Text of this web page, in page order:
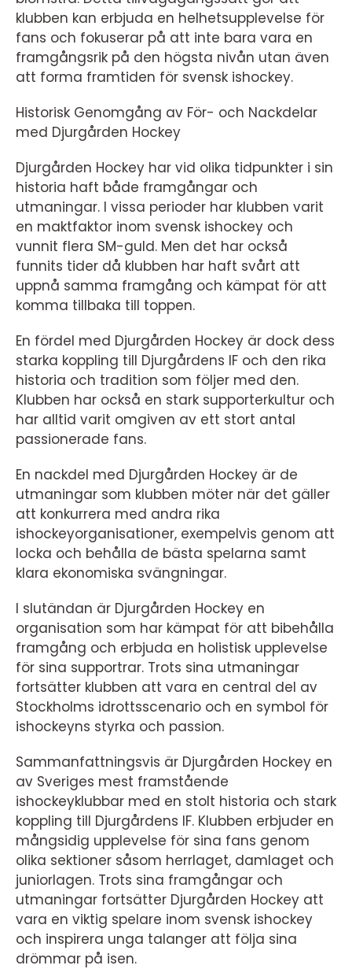
klubben kan erbjuda en helhetsupplevelse för
fans och fokuserar på att inte bara vara en
framgångsrik på den högsta nivån utan även
att forma framtiden för svensk ishockey.
Historisk Genomgång av För- och Nackdelar
med Djurgården Hockey
Djurgården Hockey har vid olika tidpunkter i sin
historia haft både framgångar och
utmaningar. I vissa perioder har klubben varit
en maktfaktor inom svensk ishockey och
vunnit flera SM-guld. Men det har också
funnits tider då klubben har haft svårt att
uppnå samma framgång och kämpat för att
komma tillbaka till toppen.
En fördel med Djurgården Hockey är dock dess
starka koppling till Djurgårdens IF och den rika
historia och tradition som följer med den.
Klubben har också en stark supporterkultur och
har alltid varit omgiven av ett stort antal
passionerade fans.
En nackdel med Djurgården Hockey är de
utmaningar som klubben möter när det gäller
att konkurrera med andra rika
ishockeyorganisationer, exempelvis genom att
locka och behålla de bästa spelarna samt
klara ekonomiska svängningar.
I slutändan är Djurgården Hockey en
organisation som har kämpat för att bibehålla
framgång och erbjuda en holistisk upplevelse
för sina supportrar. Trots sina utmaningar
fortsätter klubben att vara en central del av
Stockholms idrottsscenario och en symbol för
ishockeyns styrka och passion.
Sammanfattningsvis är Djurgården Hockey en
av Sveriges mest framstående
ishockeyklubbar med en stolt historia och stark
koppling till Djurgårdens IF. Klubben erbjuder en
mångsidig upplevelse för sina fans genom
olika sektioner såsom herrlaget, damlaget och
juniorlagen. Trots sina framgångar och
utmaningar fortsätter Djurgården Hockey att
vara en viktig spelare inom svensk ishockey
och inspirera unga talanger att följa sina
drömmar på isen.